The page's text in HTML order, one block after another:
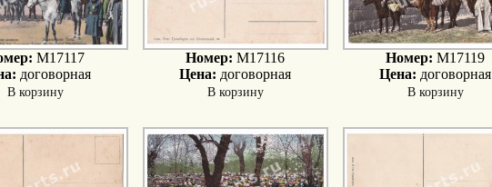
M17117
договорная
В корзину
Номер: M17116
Цена: договорная
В корзину
Номер: M17119
Цена: договорная
В корзину